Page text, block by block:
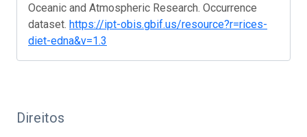
Oceanic and Atmospheric Research. Occurrence
dataset. https://ipt-obis.gbif.us/resource?r=rices-
diet-edna&v=1.3
Direitos